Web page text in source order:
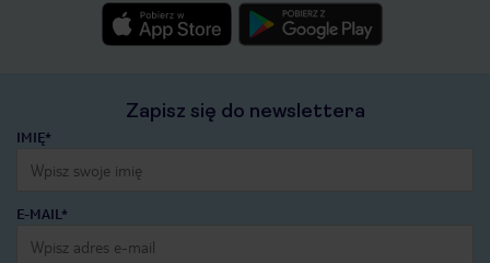
Zapisz się do newslettera
IMIĘ*
E-MAIL*